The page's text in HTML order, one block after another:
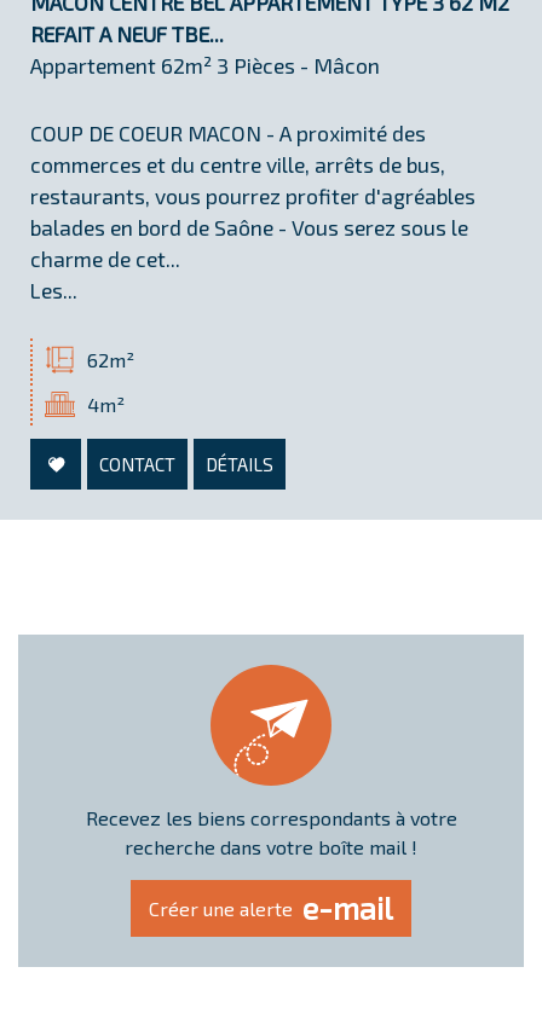
REFAIT A NEUF TBE...
Appartement 62m² 3 Pièces - Mâcon
COUP DE COEUR MACON - A proximité des
commerces et du centre ville, arrêts de bus,
restaurants, vous pourrez profiter d'agréables
balades en bord de Saône - Vous serez sous le
charme de cet...
Les...
62m²
4m²
CONTACT DÉTAILS
Recevez les biens correspondants à votre
recherche dans votre boîte mail !
Créer une alerte e-mail